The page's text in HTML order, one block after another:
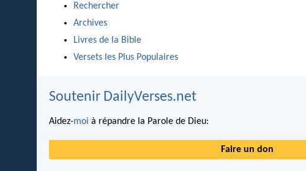
Rechercher
Archives
Livres de la Bible
Versets les Plus Populaires
Soutenir DailyVerses.net
Aidez-moi à répandre la Parole de Dieu:
Faire un don